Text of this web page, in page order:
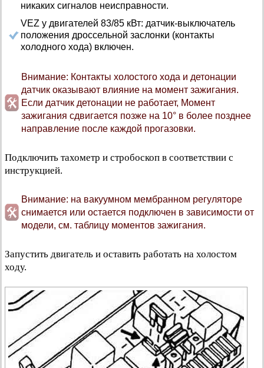
никаких сигналов неисправности.
VEZ у двигателей 83/85 кВт: датчик-выключатель
положения дроссельной заслонки (контакты
холодного хода) включен.
Внимание: Контакты холостого хода и детонации
датчик оказывают влияние на момент зажигания.
Если датчик детонации не работает, Момент
зажигания сдвигается позже на 10° в более позднее
направление после каждой прогазовки.
Подключить тахометр и стробоскоп в соответствии с
инструкцией.
Внимание: на вакуумном мембранном регуляторе
снимается или остается подключен в зависимости от
модели, см. таблицу моментов зажигания.
Запустить двигатель и оставить работать на холостом
ходу.